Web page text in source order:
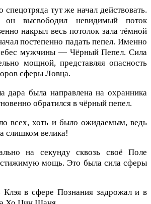
спецотряда тут же начал действовать.
он высвободил невидимый поток
накрыл весь потолок зала тёмной
постепенно падать пепел. Именно
мужчины — Чёрный Пепел. Сила
мощной, представляя опасность
сферы Ловца.
дара была направлена на охранника
обратился в чёрный пепел.
всех, хоть и было ожидаемым, ведь
слишком велика!
на секунду сквозь своё Поле
мощь. Это была сила сферы
Клэя в сфере Познания задрожал и в